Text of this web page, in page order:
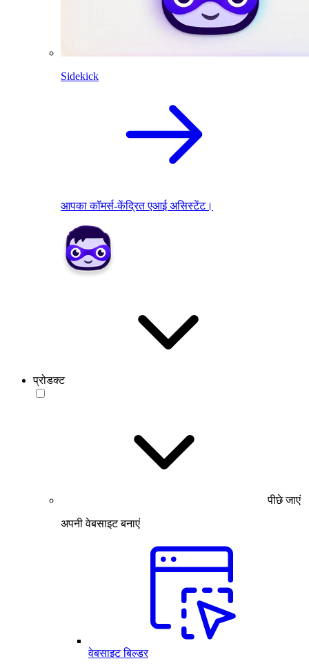
Sidekick
आपका कॉमर्स-केंद्रित एआई असिस्टेंट।
प्रोडक्ट
पीछे जाएं
अपनी वेबसाइट बनाएं
वेबसाइट बिल्डर